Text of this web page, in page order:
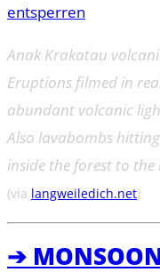
entsperren
Anak Krakatau
Eruptions filmed in
abundant volcanic
Also lavabombs
inside the forest to the
(via langweiledich.net)
➔